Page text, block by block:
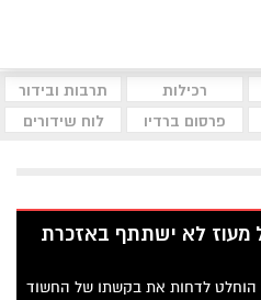
רכילות
תרבות ובידור
פרסום ברדיו לוח שידורים
מעוז לא ישתתף באזכרת
לדחות את בקשתו של החשוד